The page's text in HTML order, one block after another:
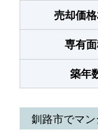
売却価
専有
築年
釧路市でマ